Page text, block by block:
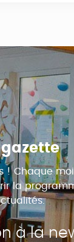
gazette
! Chaque
la
à la